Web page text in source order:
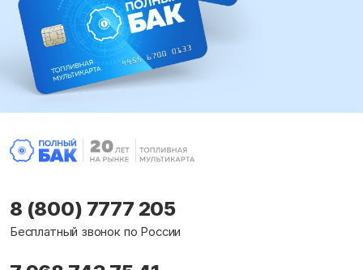
8 (800) 7777 205
Бесплатный звонок по России